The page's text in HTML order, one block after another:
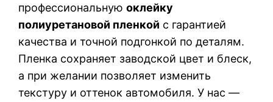
профессиональнуюоклейку
полиуретановой пленкой с гарантией
качества и точной подгонкой по деталям.
Пленка сохраняет заводской цвет и блеск,
а при желании позволяет изменить
текстуру и оттенок автомобиля. У нас —